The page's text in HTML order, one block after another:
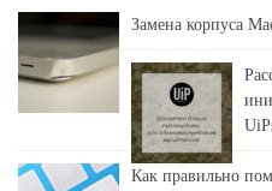
Замена корпуса
Как правильно